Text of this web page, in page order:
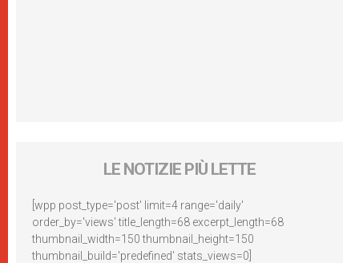
LE NOTIZIE PIÙ LETTE
[wpp post_type='post' limit=4 range='daily'
order_by='views' title_length=68 excerpt_length=68
thumbnail_width=150 thumbnail_height=150
thumbnail_build='predefined' stats_views=0]